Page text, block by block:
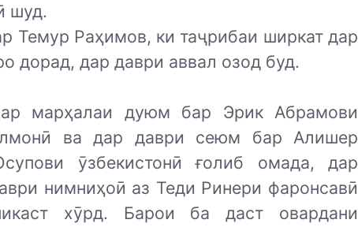
шуд.
Темур Раҳимов, ки таҷрибаи ширкат дар
дорад, дар даври аввал озод буд.
марҳалаи дуюм бар Эрик Абрамови
ва дар даври сеюм бар Алишер
ӯзбекистонӣ ғолиб омада, дар
нимниҳоӣ аз Теди Ринери фаронсавӣ
хӯрд. Барои ба даст овардани